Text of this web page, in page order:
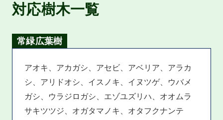
対応樹木一覧
常緑広葉樹
アオキ、アカガシ、アセビ、アベリア、アラカ
シ、アリドオシ、イスノキ、イヌツゲ、ウバメ
ガシ、ウラジロガシ、エゾユズリハ、オオムラ
サキツツジ、オガタマノキ、オタフクナンテ